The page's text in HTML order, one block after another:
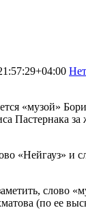
«музой»
Пастернака
«Нейгауз» и
слово
(по ее